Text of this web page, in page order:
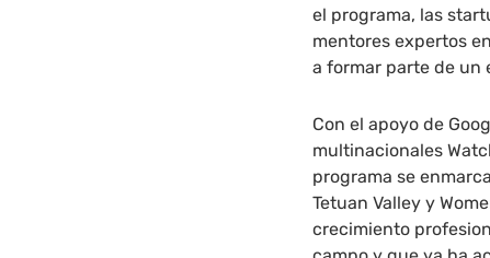
el programa, las
mentores expertos
a formar parte de
Con el apoyo de
multinacionales
programa se
Tetuan Valley y
crecimiento